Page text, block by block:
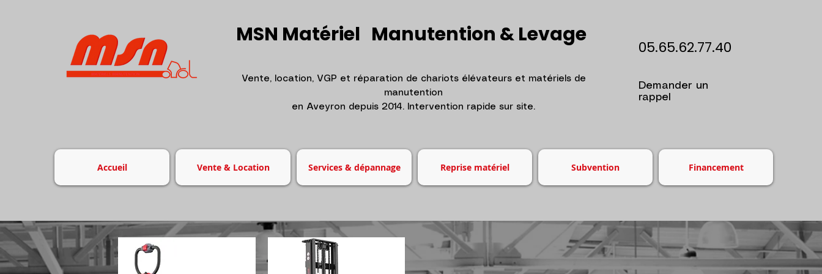
MSN Matériel Manutention & Levage
Vente, location, VGP et réparation de chariots élévateurs et matériels de
manutention
en Aveyron depuis 2014. Intervention rapide sur site.
05.65.62.77.40
Demander un
rappel
Accueil Vente & Location Services & dépannage Reprise matériel Subvention Financement